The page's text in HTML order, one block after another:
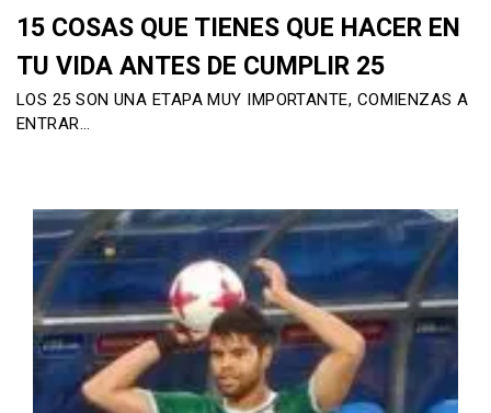
15 COSAS QUE TIENES QUE HACER EN
TU VIDA ANTES DE CUMPLIR 25
LOS 25 SON UNA ETAPA MUY IMPORTANTE, COMIENZAS A
ENTRAR…